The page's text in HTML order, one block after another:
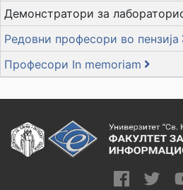
Демонстратори за
Редовни професори во пензија
Професори In memoriam